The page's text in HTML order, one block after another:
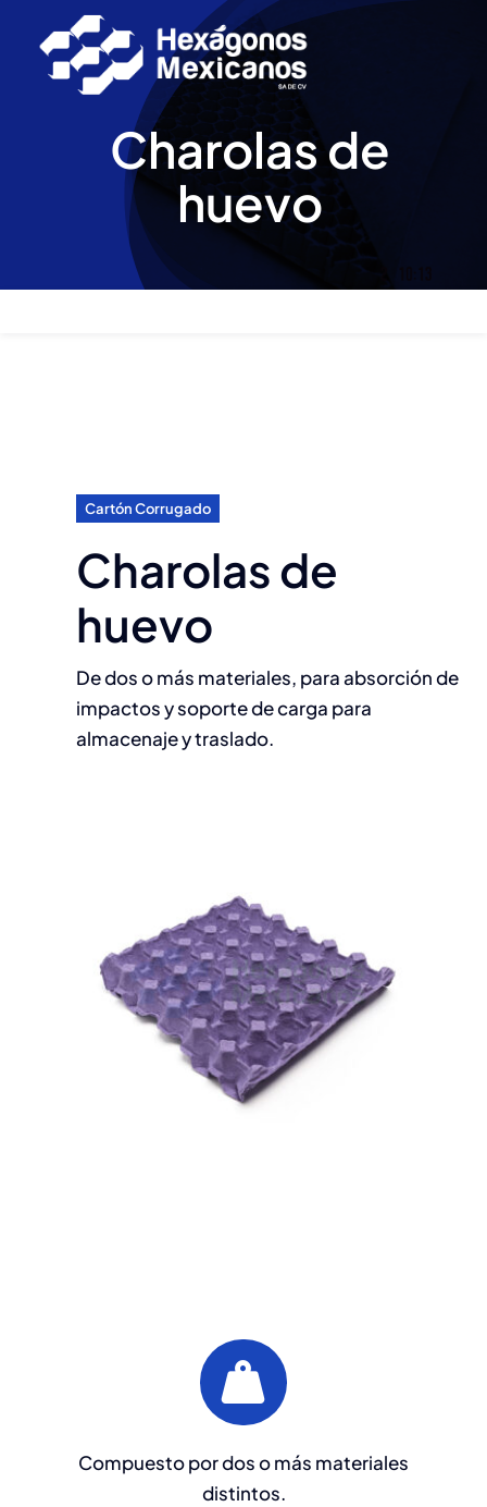
content
Charolas de
huevo
Cartón Corrugado
Charolas de
huevo
De dos o más materiales, para absorción de
impactos y soporte de carga para
almacenaje y traslado.
Compuesto por dos o más materiales
distintos.